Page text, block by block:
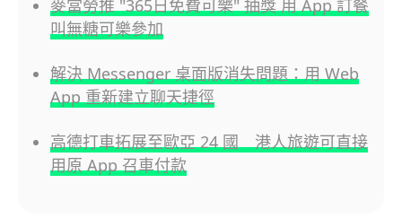
麥當勞推 "365日免費可樂" 抽獎 用 App 訂餐
叫無糖可樂參加
解決 Messenger 桌面版消失問題：用 Web
App 重新建立聊天捷徑
高德打車拓展至歐亞 24 國 港人旅遊可直接
用原 App 召車付款